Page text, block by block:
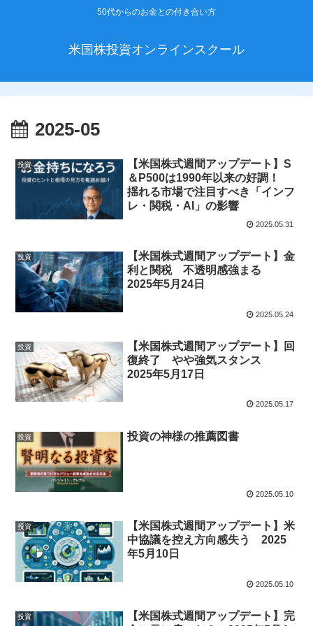
50代からのお金との付き合い方
米国株投資オンラインスクール
2025-05
投資
【米国株式週間アップデート】S
＆P500は1990年以来の好調！
揺れる市場で注目すべき「インフ
レ・関税・AI」の影響
2025.05.31
投資
【米国株式週間アップデート】金
利と関税 不透明感強まる
2025年5月24日
2025.05.24
投資
【米国株式週間アップデート】回
復終了 やや強気スタンス
2025年5月17日
2025.05.17
投資 投資の神様の推薦図書
2025.05.10
投資
【米国株式週間アップデート】米
中協議を控え方向感失う 2025
年5月10日
2025.05.10
投資
【米国株式週間アップデート】完